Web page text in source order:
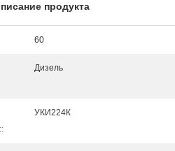
продукта
60
Дизель
УКИ224К